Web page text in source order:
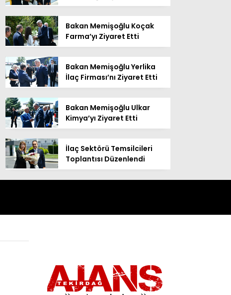
Bakan Memişoğlu Koçak
Farma’yı Ziyaret Etti
Bakan Memişoğlu Yerlika
İlaç Firması’nı Ziyaret Etti
Bakan Memişoğlu Ulkar
Kimya’yı Ziyaret Etti
İlaç Sektörü Temsilcileri
Toplantısı Düzenlendi